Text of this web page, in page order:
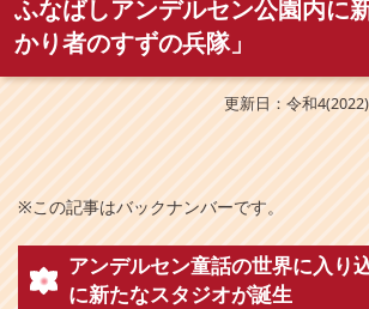
ふなばしアンデルセン公園内に
かり者のすずの兵隊」
更新日：令和
※この記事はバックナンバーです。
アンデルセン童話の世界に入り
に新たなスタジオが誕生